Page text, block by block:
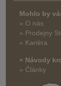
Mohlo by
» O nás
» Prodejny
» Kariéra
» Návody
» Články